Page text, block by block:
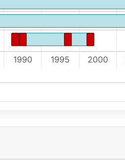
1990 1995 2000